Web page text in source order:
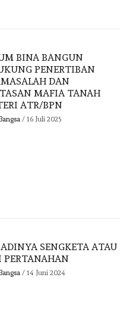
BINA BANGUN
PENERTIBAN
DAN
MAFIA TANAH
ATR/BPN
/ 16 Juli 2025
SENGKETA ATAU
PERTANAHAN
/ 14 Juni 2024